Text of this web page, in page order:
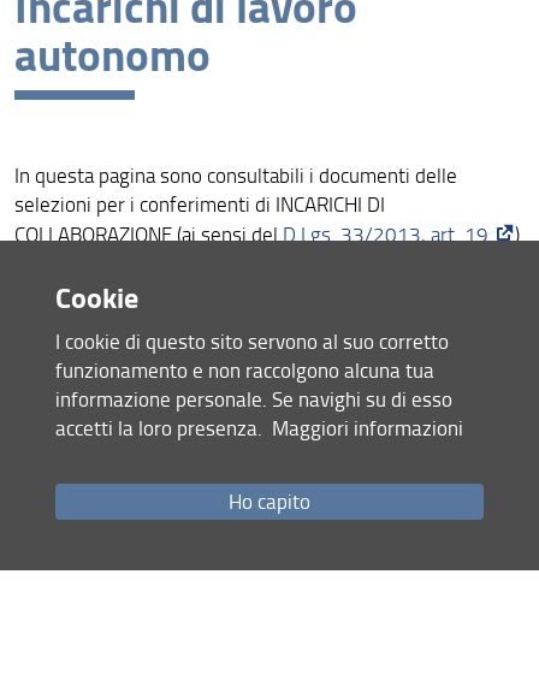
autonomo
In questa pagina sono consultabili i documenti delle
selezioni per i conferimenti di INCARICHI DI
COLLABORAZIONE (ai sensi delD.Lgs. 33/2013, art. 19 )
Archivio Bandi e Avvisi
Condividi
Visione
Persone
Organi
Biblioteca di Matematica
ultimo aggiornamento
Mappa del sito
Cookie
I cookie di questo sito servono al suo corretto
funzionamento e non raccolgono alcuna tua
informazione personale. Se navighi su di esso
accetti la loro presenza. Maggiori informazioni
Ho capito